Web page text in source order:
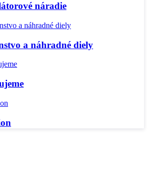
náradie
a náhradné diely